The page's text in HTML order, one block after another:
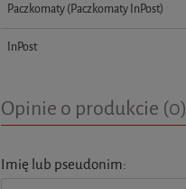
Paczkomaty(Paczkomaty InPost)
InPost
Opinie o produkcie (0)
Imię lub pseudonim: